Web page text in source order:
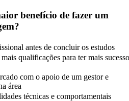
benefício de fazer um
antes de concluir os estudos
qualificações para ter mais sucesso
com o apoio de um gestor e
área
técnicas e comportamentais